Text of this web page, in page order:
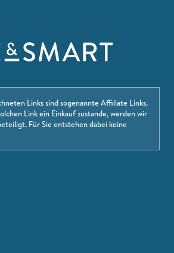
Links sind sogenannte Affiliate Links.
Link ein Einkauf zustande, werden wir
Für Sie entstehen dabei keine